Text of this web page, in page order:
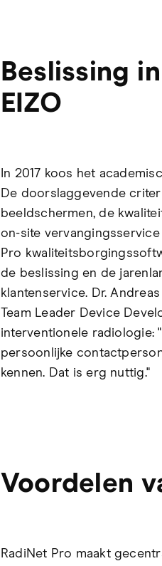
Beslissing
EIZO
In 2017 koos het
De doorslaggevende
beeldschermen, de
on-site
Pro
de beslissing en de
klantenservice. Dr.
Team Leader Device
interventionele radiologie:
persoonlijke
kennen. Dat is erg nuttig."
Voordelen
RadiNet Pro maakt